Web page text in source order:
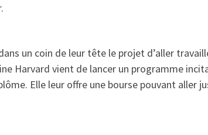
un coin de leur tête le projet d’aller
Harvard vient de lancer un programme
Elle leur offre une bourse pouvant aller